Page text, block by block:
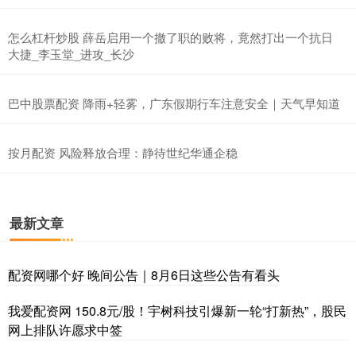
怎么杠杆炒股 薛岳启用一个撤了职的败将，竟然打出一个抗日
大捷_李玉堂_进攻_长沙
巴中股票配资 降雨+轻雾，广东假期行车注意安全｜天气早知道
按月配资 风险释放合理：静待世纪华通企稳
最新文章
配资网哪个好 晚间公告｜8月6日这些公告有看头
我爱配资网 150.8元/股！宇树科技引爆新一轮“打新热”，股民
网上排队许愿求中签